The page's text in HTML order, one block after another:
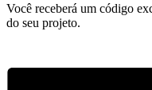
Você receberá um código
do seu projeto.